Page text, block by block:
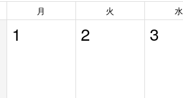
月 火 水
1 2 3